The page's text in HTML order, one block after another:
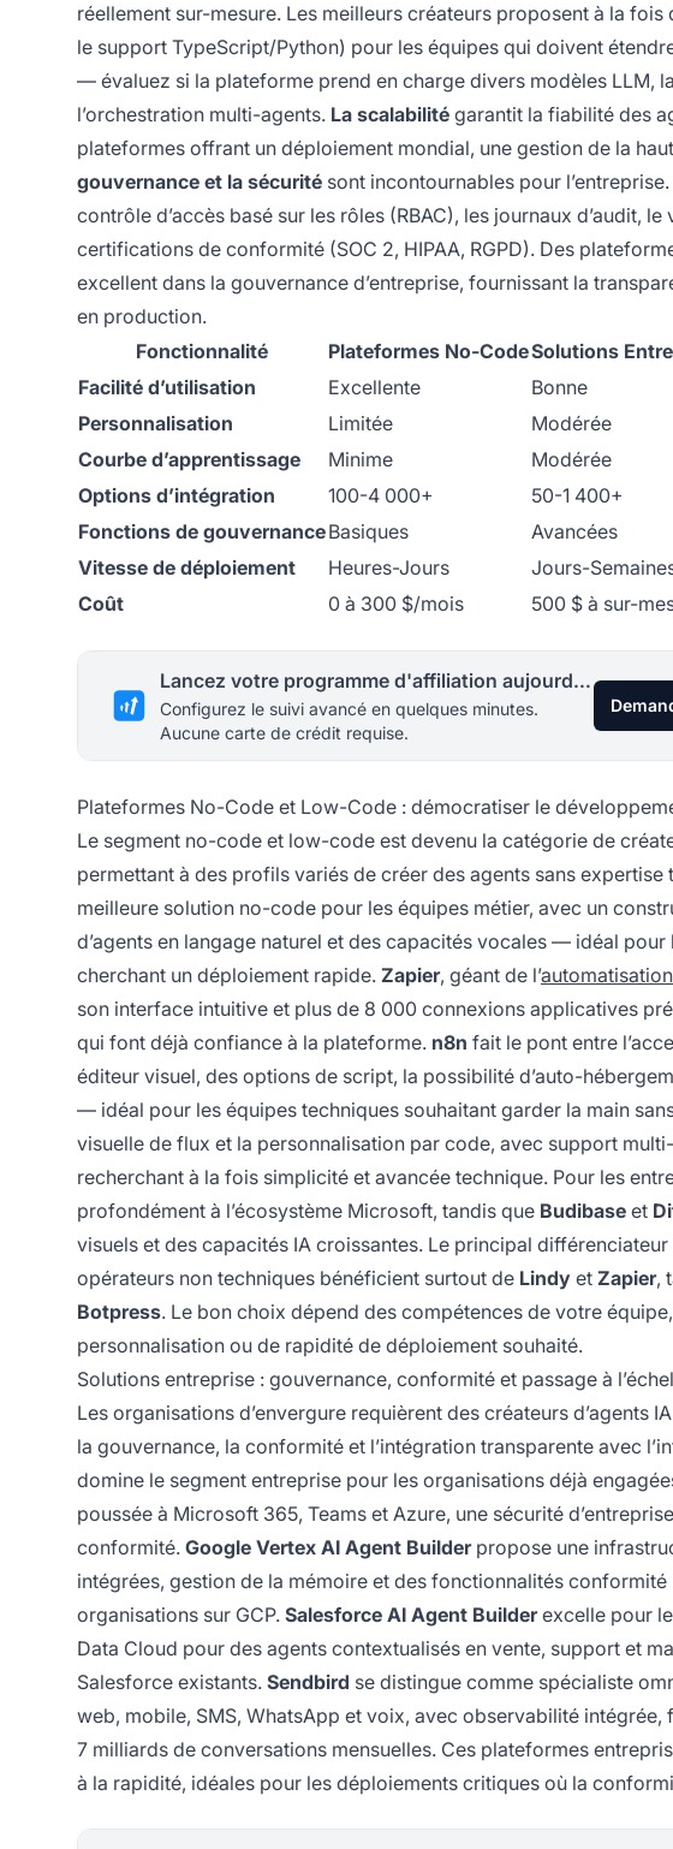
réellement sur-mesure. Les meilleurs créateurs proposent à la
le support TypeScript/Python) pour les équipes qui doivent
— évaluez si la plateforme prend en charge divers modèles LLM,
l’orchestration multi-agents. La scalabilité garantit la fiabilité des
plateformes offrant un déploiement mondial, une gestion de la
gouvernance et la sécurité sont incontournables pour
contrôle d’accès basé sur les rôles (RBAC), les journaux d’audit,
certifications de conformité (SOC 2, HIPAA, RGPD). Des
excellent dans la gouvernance d’entreprise, fournissant la
en production.
Fonctionnalité
Plateformes No-CodeSolutions
Facilité d’utilisation
Excellente Bonne
Personnalisation
Limitée Modérée
Courbe d’apprentissage
Minime Modérée
Options d’intégration
100-4 000+ 50-1 400+
Fonctions de gouvernanceBasiques Avancées
Vitesse de déploiement
Heures-Jours Jours-
Coût
0 à 300 $/mois 500 $ à sur-
Lancez votre programme d'affiliation aujourd'hui
Configurez le suivi avancé en quelques minutes.
Aucune carte de crédit requise.
Plateformes No-Code et Low-Code : démocratiser le
Le segment no-code et low-code est devenu la catégorie de
permettant à des profils variés de créer des agents sans expertise
meilleure solution no-code pour les équipes métier, avec un
d’agents en langage naturel et des capacités vocales — idéal
cherchant un déploiement rapide. Zapier, géant de l’automatisation
son interface intuitive et plus de 8 000 connexions applicatives
qui font déjà confiance à la plateforme. n8n fait le pont entre
éditeur visuel, des options de script, la possibilité d’auto-
— idéal pour les équipes techniques souhaitant garder la main
visuelle de flux et la personnalisation par code, avec support
recherchant à la fois simplicité et avancée technique. Pour les
profondément à l’écosystème Microsoft, tandis que Budibase et
visuels et des capacités IA croissantes. Le principal
opérateurs non techniques bénéficient surtout de Lindy et Zapier,
Botpress. Le bon choix dépend des compétences de votre
personnalisation ou de rapidité de déploiement souhaité.
Solutions entreprise : gouvernance, conformité et passage à
Les organisations d’envergure requièrent des créateurs d’agents
la gouvernance, la conformité et l’intégration transparente avec
domine le segment entreprise pour les organisations déjà
poussée à Microsoft 365, Teams et Azure, une sécurité
conformité. Google Vertex AI Agent Builderpropose une
intégrées, gestion de la mémoire et des fonctionnalités conformité
organisations sur GCP. Salesforce AI Agent Builderexcelle pour
Data Cloud pour des agents contextualisés en vente, support et
Salesforce existants. Sendbird se distingue comme spécialiste
web, mobile, SMS, WhatsApp et voix, avec observabilité
7 milliards de conversations mensuelles. Ces plateformes
à la rapidité, idéales pour les déploiements critiques où la